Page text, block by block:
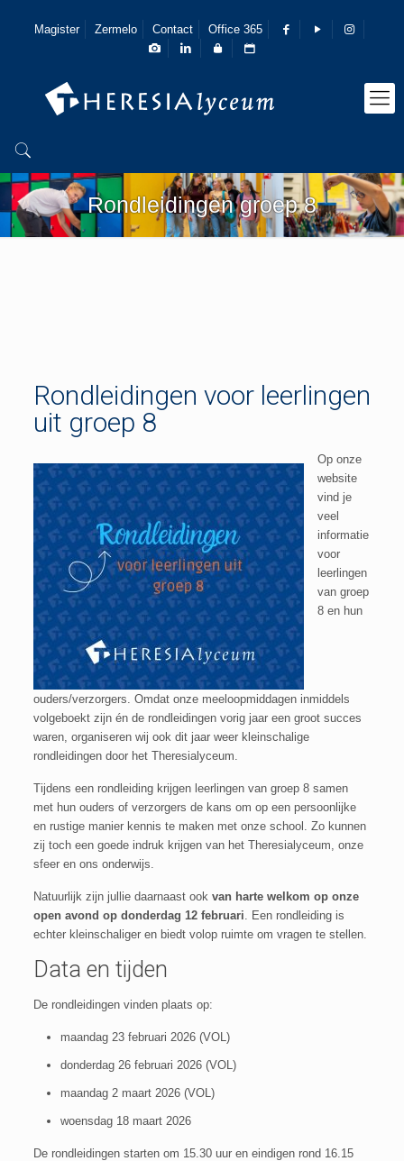
Magister Zermelo Contact Office 365
Rondleidingen groep 8
Rondleidingen voor leerlingen
uit groep 8
Op onze
website
vind je
veel
informatie
voor
leerlingen
van groep
8 en hun
ouders/verzorgers. Omdat onze meeloopmiddagen inmiddels
volgeboekt zijn én de rondleidingen vorig jaar een groot succes
waren, organiseren wij ook dit jaar weer kleinschalige
rondleidingen door het Theresialyceum.
Tijdens een rondleiding krijgen leerlingen van groep 8 samen
met hun ouders of verzorgers de kans om op een persoonlijke
en rustige manier kennis te maken met onze school. Zo kunnen
zij toch een goede indruk krijgen van het Theresialyceum, onze
sfeer en ons onderwijs.
Natuurlijk zijn jullie daarnaast ook van harte welkom op onze
open avond op donderdag 12 februari. Een rondleiding is
echter kleinschaliger en biedt volop ruimte om vragen te stellen.
Data en tijden
De rondleidingen vinden plaats op:
maandag 23 februari 2026 (VOL)
donderdag 26 februari 2026 (VOL)
maandag 2 maart 2026 (VOL)
woensdag 18 maart 2026
De rondleidingen starten om 15.30 uur en eindigen rond 16.15